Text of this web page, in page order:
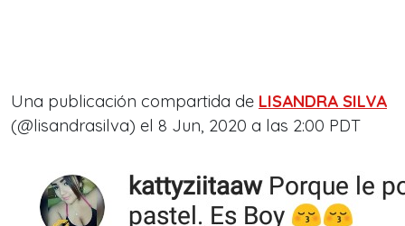
Una publicación compartida de LISANDRA SILVA
(@lisandrasilva) el 8 Jun, 2020 a las 2:00 PDT